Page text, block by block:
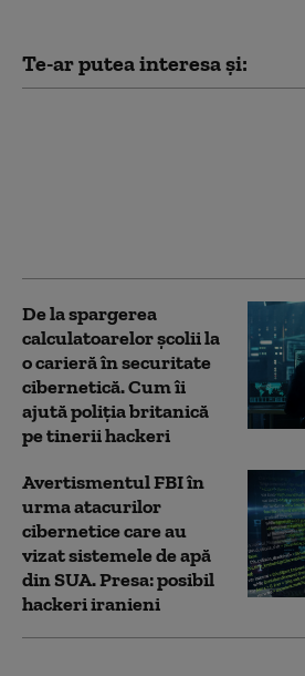
Te-ar putea interesa și:
De la spargerea
calculatoarelor școlii la
o carieră în securitate
cibernetică. Cum îi
ajută poliția britanică
pe tinerii hackeri
Avertismentul FBI în
urma atacurilor
cibernetice care au
vizat sistemele de apă
din SUA. Presa: posibil
hackeri iranieni